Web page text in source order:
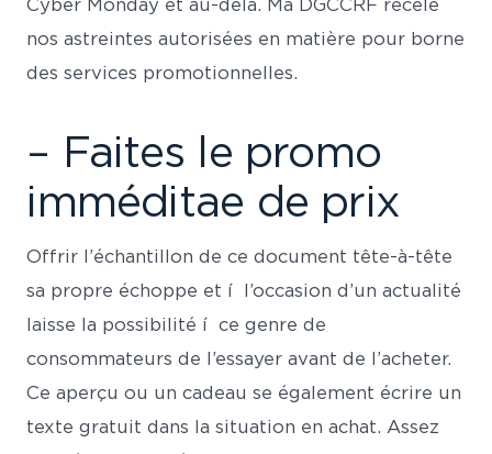
Cyber Monday et au-delà. Ma DGCCRF recèle
nos astreintes autorisées en matière pour borne
des services promotionnelles.
– Faites le promo
imméditae de prix
Offrir l’échantillon de ce document tête-à-tête
sa propre échoppe et í l’occasion d’un actualité
laisse la possibilité í ce genre de
consommateurs de l’essayer avant de l’acheter.
Ce aperçu ou un cadeau se également écrire un
texte gratuit dans la situation en achat. Assez